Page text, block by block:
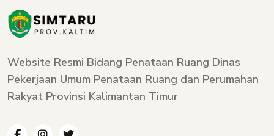
Website Resmi Bidang Penataan Ruang Dinas
Pekerjaan Umum Penataan Ruang dan Perumahan
Rakyat Provinsi Kalimantan Timur